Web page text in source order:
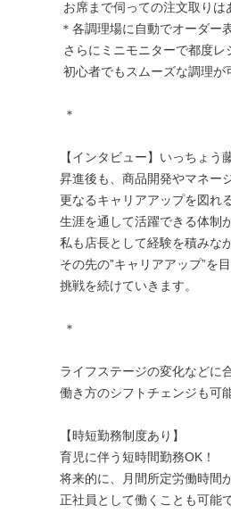
＊各調理場に自動でオーダー
【インタビュー】いっちょう
昇進後も、商品開発やマネー
更なるキャリアアップを図れ
生涯を通して活躍できる体制
私も店長として経験を積みなが
その先の”キャリアアップ”を目
挑戦を続けていきます。
ライフステージの変化などに
働き方のシフトチェンジも可
【時短勤務制度あり】
育児に伴う短時間勤務OK！
将来的に、月間所定労働時間
正社員として働くことも可能で